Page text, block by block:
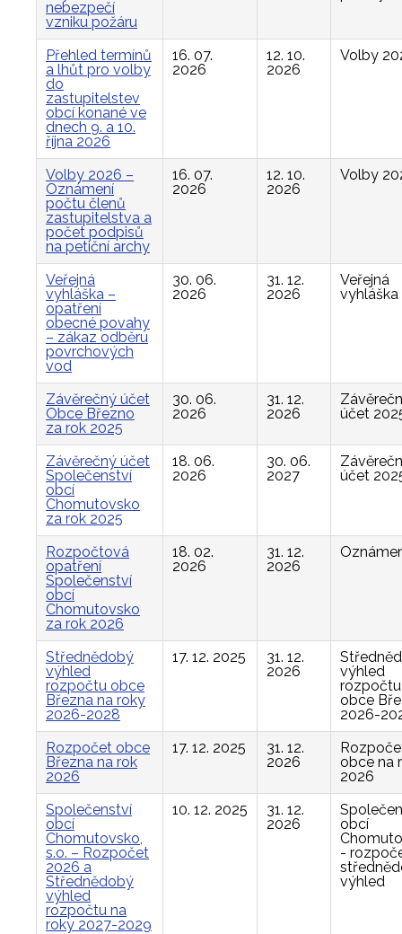
nebezpečí
vzniku požáru
Přehled termínů
a lhůt pro volby
do
zastupitelstev
obcí konané ve
dnech 9. a 10.
října 2026
16. 07.
2026
12. 10.
2026
Volby
Volby 2026 –
Oznámení
počtu členů
zastupitelstva a
počet podpisů
na petiční archy
16. 07.
2026
12. 10.
2026
Volby
Veřejná
vyhláška –
opatření
obecné povahy
– zákaz odběru
povrchových
vod
30. 06.
2026
31. 12.
2026
Veřejná
vyhláška
Závěrečný účet
Obce Březno
za rok 2025
30. 06.
2026
31. 12.
2026
účet
Závěrečný účet
Společenství
obcí
Chomutovsko
za rok 2025
18. 06.
2026
30. 06.
2027
účet
Rozpočtová
opatření
Společenství
obcí
Chomutovsko
za rok 2026
18. 02.
2026
31. 12.
2026
Střednědobý
výhled
rozpočtu obce
Března na roky
2026-2028
17. 12. 2025
31. 12.
2026
výhled
rozpočtu
obce
2026-
Rozpočet obce
Března na rok
2026
17. 12. 2025
31. 12.
2026
obce na
2026
Společenství
obcí
Chomutovsko,
s.o. – Rozpočet
2026 a
Střednědobý
výhled
rozpočtu na
roky 2027-2029
10. 12. 2025
31. 12.
2026
obcí
-
výhled